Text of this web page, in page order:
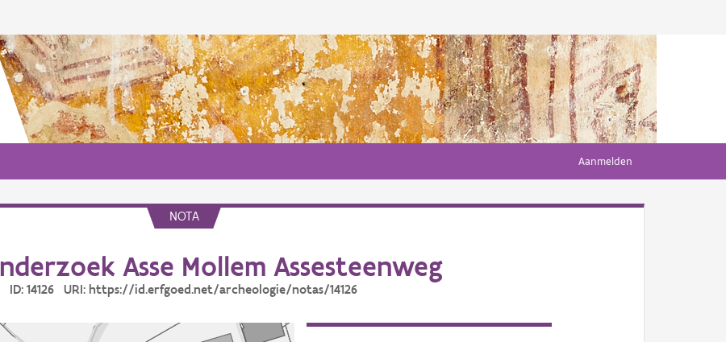
Aanmelden
NOTA
Asse Mollem Assesteenweg
ID: 14126 URI: https://id.erfgoed.net/archeologie/notas/14126